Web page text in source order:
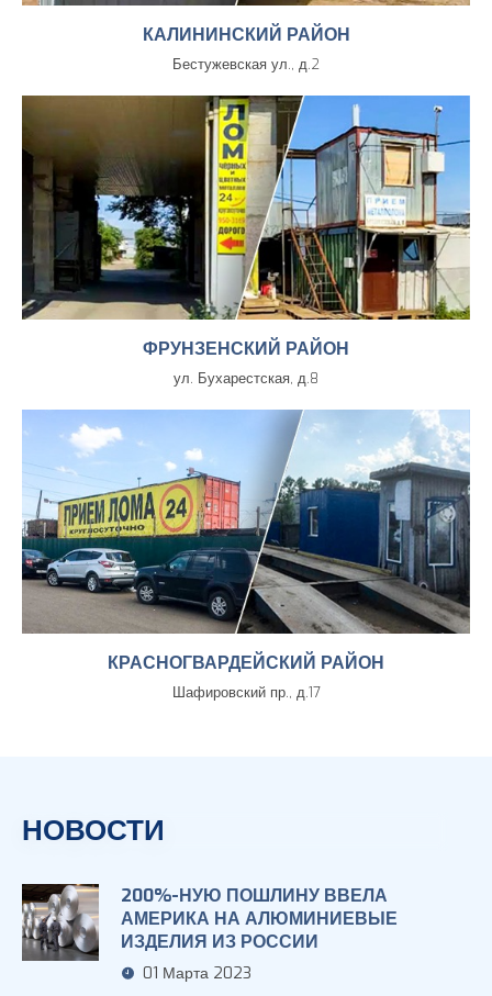
КАЛИНИНСКИЙ РАЙОН
Бестужевская ул., д.2
ФРУНЗЕНСКИЙ РАЙОН
ул. Бухарестская, д.8
КРАСНОГВАРДЕЙСКИЙ РАЙОН
Шафировский пр., д.17
НОВОСТИ
200%-НУЮ ПОШЛИНУ ВВЕЛА
АМЕРИКА НА АЛЮМИНИЕВЫЕ
ИЗДЕЛИЯ ИЗ РОССИИ
01 Марта 2023